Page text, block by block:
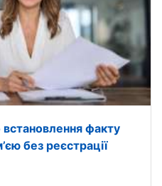
факту
без реєстрації